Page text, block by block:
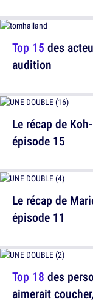
Top 15 des
audition
Le récap de
épisode 11
Le récap de
épisode 15
Top 18 des
aimerait